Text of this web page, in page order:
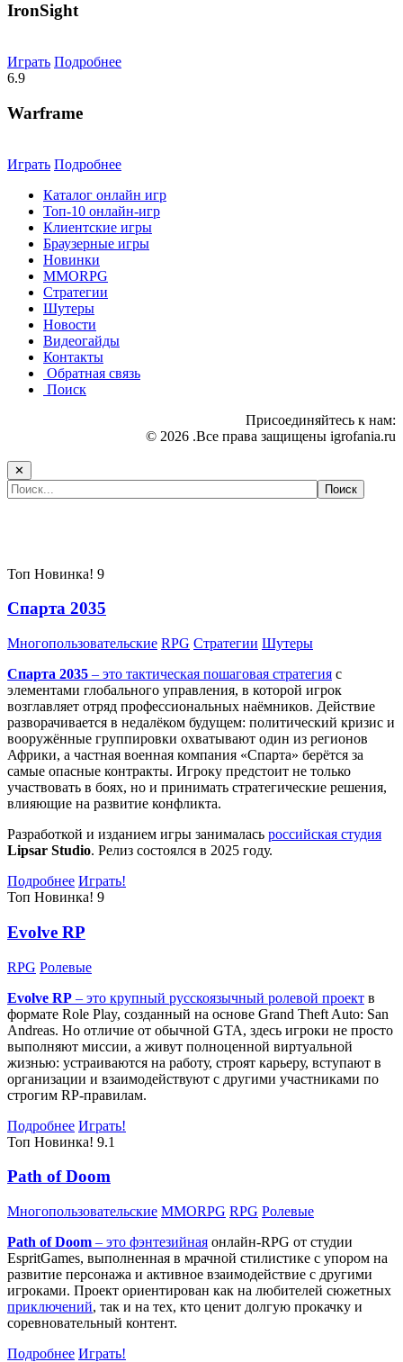
IronSight
Играть Подробнее
6.9
Warframe
Играть Подробнее
Каталог онлайн игр
Топ-10 онлайн-игр
Клиентские игры
Браузерные игры
Новинки
MMORPG
Стратегии
Шутеры
Новости
Видеогайды
Контакты
Обратная связь
Поиск
Присоединяйтесь к нам:
© 2026 .Все права защищены igrofania.ru
✕
Топ Новинка! 9
Спарта 2035
Многопользовательские RPG Стратегии Шутеры
Спарта 2035 – это тактическая пошаговая стратегия с
элементами глобального управления, в которой игрок
возглавляет отряд профессиональных наёмников. Действие
разворачивается в недалёком будущем: политический кризис и
вооружённые группировки охватывают один из регионов
Африки, а частная военная компания «Спарта» берётся за
самые опасные контракты. Игроку предстоит не только
участвовать в боях, но и принимать стратегические решения,
влияющие на развитие конфликта.
Разработкой и изданием игры занималась российская студия
Lipsar Studio. Релиз состоялся в 2025 году.
Подробнее Играть!
Топ Новинка! 9
Evolve RP
RPG Ролевые
Evolve RP – это крупный русскоязычный ролевой проект в
формате Role Play, созданный на основе Grand Theft Auto: San
Andreas. Но отличие от обычной GTA, здесь игроки не просто
выполняют миссии, а живут полноценной виртуальной
жизнью: устраиваются на работу, строят карьеру, вступают в
организации и взаимодействуют с другими участниками по
строгим RP-правилам.
Подробнее Играть!
Топ Новинка! 9.1
Path of Doom
Многопользовательские MMORPG RPG Ролевые
Path of Doom – это фэнтезийная онлайн-RPG от студии
EspritGames, выполненная в мрачной стилистике с упором на
развитие персонажа и активное взаимодействие с другими
игроками. Проект ориентирован как на любителей сюжетных
приключений, так и на тех, кто ценит долгую прокачку и
соревновательный контент.
Подробнее Играть!